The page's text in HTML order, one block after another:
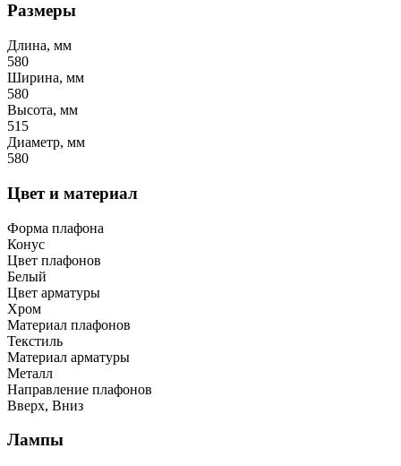
Размеры
Длина, мм
580
Ширина, мм
580
Высота, мм
515
Диаметр, мм
580
Цвет и материал
Форма плафона
Конус
Цвет плафонов
Белый
Цвет арматуры
Хром
Материал плафонов
Текстиль
Материал арматуры
Металл
Направление плафонов
Вверх, Вниз
Лампы